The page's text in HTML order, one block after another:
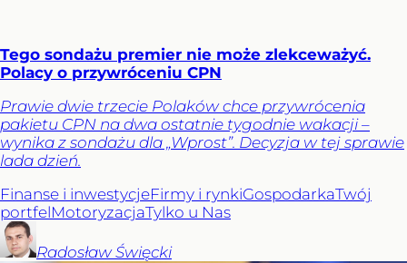
Tego sondażu premier nie może zlekceważyć.
Polacy o przywróceniu CPN
Prawie dwie trzecie Polaków chce przywrócenia
pakietu CPN na dwa ostatnie tygodnie wakacji –
wynika z sondażu dla „Wprost”. Decyzja w tej sprawie
lada dzień.
Finanse i inwestycjeFirmy i rynkiGospodarkaTwój
portfelMotoryzacjaTylko u Nas
Radosław Święcki